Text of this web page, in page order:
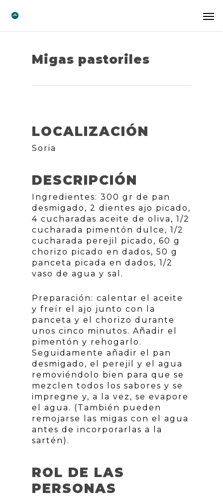
Migas pastoriles
LOCALIZACIÓN
Soria
DESCRIPCIÓN
Ingredientes: 300 gr de pan
desmigado, 2 dientes ajo picado,
4 cucharadas aceite de oliva, 1/2
cucharada pimentón dulce, 1/2
cucharada perejil picado, 60 g
chorizo picado en dados, 50 g
panceta picada en dados, 1/2
vaso de agua y sal.
Preparación: calentar el aceite
y freír el ajo junto con la
panceta y el chorizo durante
unos cinco minutos. Añadir el
pimentón y rehogarlo.
Seguidamente añadir el pan
desmigado, el perejil y el agua
removiéndolo bien para que se
mezclen todos los sabores y se
impregne y, a la vez, se evapore
el agua. (También pueden
remojarse las migas con el agua
antes de incorporarlas a la
sartén).
ROL DE LAS
PERSONAS